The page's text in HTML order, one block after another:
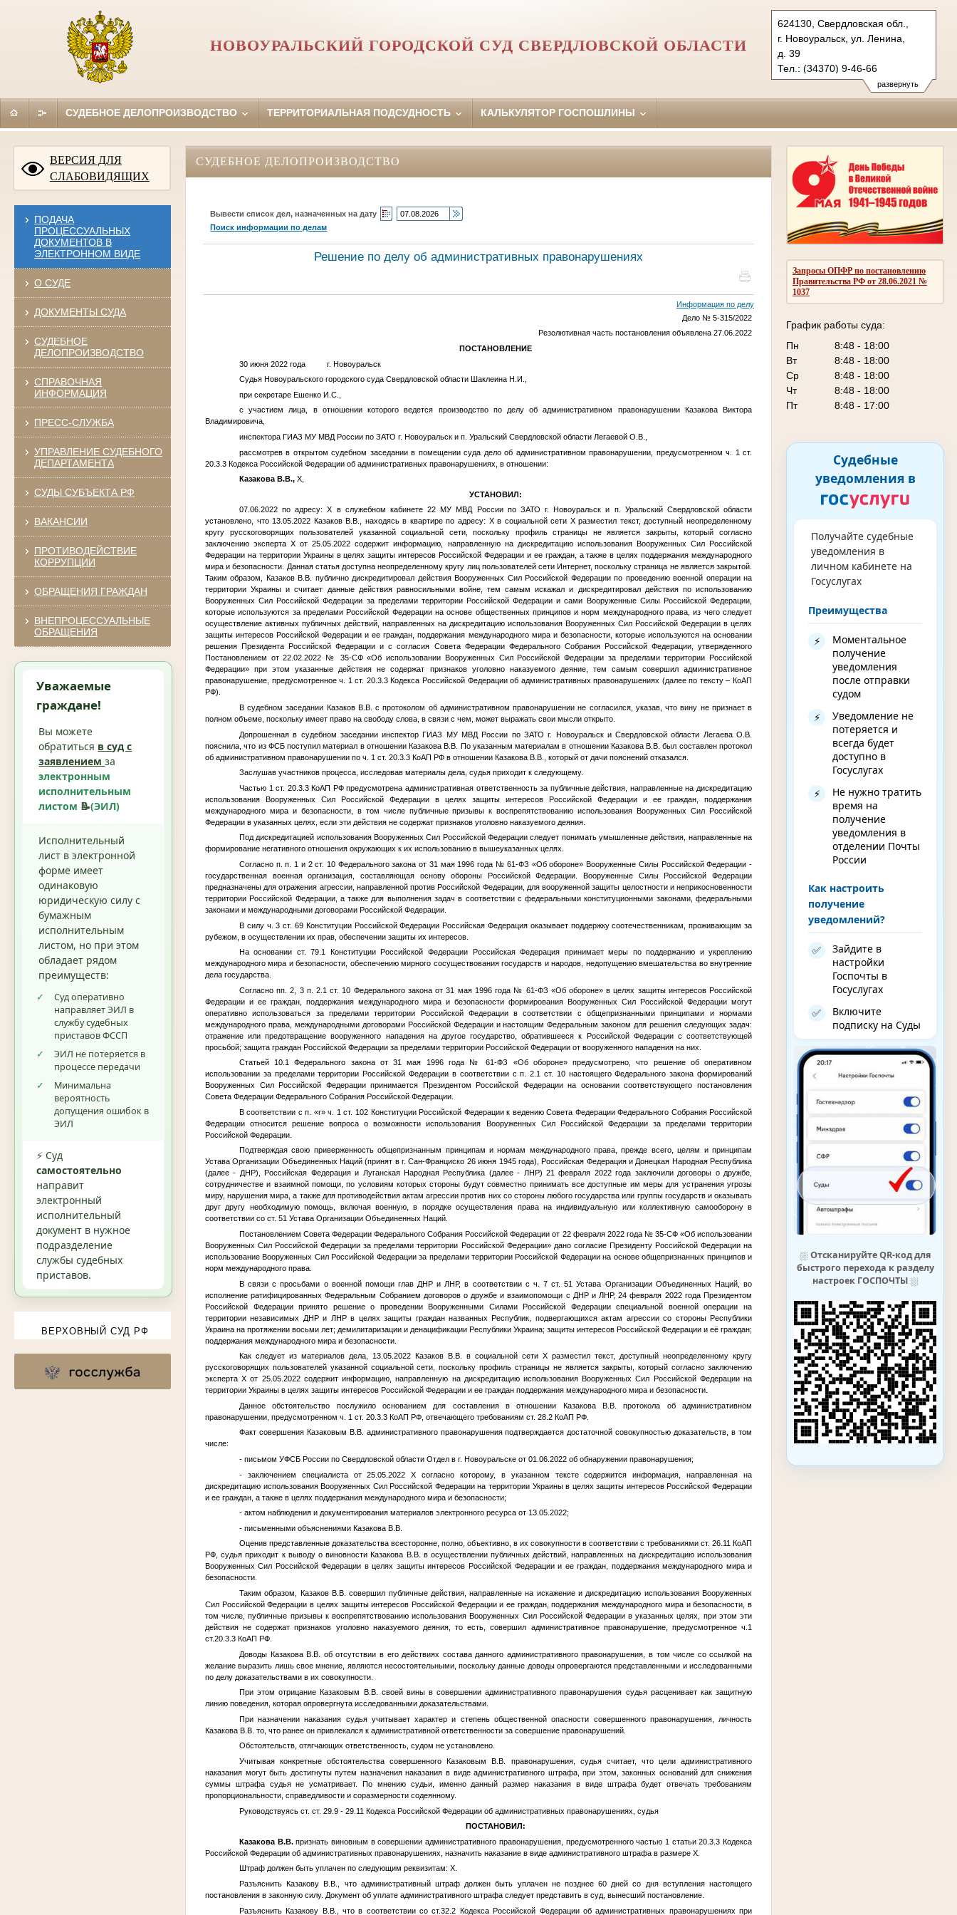
развернуть
624130, Свердловская обл.,
г. Новоуральск, ул. Ленина,
д. 39
Тел.: (34370) 9-46-66
novouralsky.svd@sudrf.ru
НОВОУРАЛЬСКИЙ ГОРОДСКОЙ СУД СВЕРДЛОВСКОЙ ОБЛАСТИ
СУДЕБНОЕ ДЕЛОПРОИЗВОДСТВО ТЕРРИТОРИАЛЬНАЯ ПОДСУДНОСТЬ КАЛЬКУЛЯТОР ГОСПОШЛИНЫ
ВЕРСИЯ ДЛЯ
СЛАБОВИДЯЩИХ
ПОДАЧА
ПРОЦЕССУАЛЬНЫХ
ДОКУМЕНТОВ В
ЭЛЕКТРОННОМ ВИДЕ
О СУДЕ
ДОКУМЕНТЫ СУДА
СУДЕБНОЕ
ДЕЛОПРОИЗВОДСТВО
СПРАВОЧНАЯ
ИНФОРМАЦИЯ
ПРЕСС-СЛУЖБА
УПРАВЛЕНИЕ СУДЕБНОГО
ДЕПАРТАМЕНТА
СУДЫ СУБЪЕКТА РФ
ВАКАНСИИ
ПРОТИВОДЕЙСТВИЕ
КОРРУПЦИИ
ОБРАЩЕНИЯ ГРАЖДАН
ВНЕПРОЦЕССУАЛЬНЫЕ
ОБРАЩЕНИЯ
Уважаемые
граждане!
Вы можете
обратиться в суд с
заявлениемза
электронным
исполнительным
листом 📝(ЭИЛ)
Исполнительный
лист в электронной
форме имеет
одинаковую
юридическую силу с
бумажным
исполнительным
листом, но при этом
обладает рядом
преимуществ:
✓
Суд оперативно
направляет ЭИЛ в
службу судебных
приставов ФССП
✓
ЭИЛ не потеряется в
процессе передачи
✓
Минимальна
вероятность
допущения ошибок в
ЭИЛ
⚡ Суд
самостоятельно
направит
электронный
исполнительный
документ в нужное
подразделение
службы судебных
приставов.
ВЕРХОВНЫЙ СУД РФ
Запросы ОПФР по постановлению
Правительства РФ от 28.06.2021 №
1037
График работы суда:
Пн
8:48 - 18:00
Вт
8:48 - 18:00
Ср
8:48 - 18:00
Чт
8:48 - 18:00
Пт
8:48 - 17:00
Судебные
уведомления в
Получайте судебные
уведомления в
личном кабинете на
Госуслугах
Преимущества
⚡
Моментальное
получение
уведомления
после отправки
судом
⚡
Уведомление не
потеряется и
всегда будет
доступно в
Госуслугах
⚡
Не нужно тратить
время на
получение
уведомления в
отделении Почты
России
Как настроить
получение
уведомлений?
✅
Зайдите в
настройки
Госпочты в
Госуслугах
✅
Включите
подписку на Суды
⛆ Отсканируйте QR-код для
быстрого перехода к разделу
настроек ГОСПОЧТЫ⛆
СУДЕБНОЕ ДЕЛОПРОИЗВОДСТВО
Вывести список дел, назначенных на дату
Поиск информации по делам
Решение по делу об административных правонарушениях
Информация по делу
Дело № 5-315/2022
Резолютивная часть постановления объявлена 27.06.2022
ПОСТАНОВЛЕНИЕ
30 июня 2022 года г. Новоуральск
Судья Новоуральского городского суда Свердловской области Шаклеина Н.И.,
при секретаре Ешенко И.С.,
с участием лица, в отношении которого ведется производство по делу об административном правонарушении Казакова Виктора
Владимировича,
инспектора ГИАЗ МУ МВД России по ЗАТО г. Новоуральск и п. Уральский Свердловской области Легаевой О.В.,
рассмотрев в открытом судебном заседании в помещении суда дело об административном правонарушении, предусмотренном ч. 1 ст.
20.3.3 Кодекса Российской Федерации об административных правонарушениях, в отношении:
Казакова В.В.,Х,
УСТАНОВИЛ:
07.06.2022 по адресу: Х в служебном кабинете 22 МУ МВД России по ЗАТО г. Новоуральск и п. Уральский Свердловской области
установлено, что 13.05.2022 Казаков В.В., находясь в квартире по адресу: Х в социальной сети Х разместил текст, доступный неопределенному
кругу русскоговорящих пользователей указанной социальной сети, поскольку профиль страницы не является закрыты, который согласно
заключению эксперта Х от 25.05.2022 содержит информацию, направленную на дискредитацию использования Вооруженных Сил Российской
Федерации на территории Украины в целях защиты интересов Российской Федерации и ее граждан, а также в целях поддержания международного
мира и безопасности. Данная статья доступна неопределенному кругу лиц пользователей сети Интернет, поскольку страница не является закрытой.
Таким образом, Казаков В.В. публично дискредитировал действия Вооруженных Сил Российской Федерации по проведению военной операции на
территории Украины и считает данные действия равносильными войне, тем самым искажал и дискредитировал действия по использованию
Вооруженных Сил Российской Федерации за пределами территории Российской Федерации и сами Вооруженные Силы Российской Федерации,
которые используются за пределами Российской Федерации на основе общественных принципов и норм международного права, из чего следует
осуществление активных публичных действий, направленных на дискредитацию использования Вооруженных Сил Российской Федерации в целях
защиты интересов Российской Федерации и ее граждан, поддержания международного мира и безопасности, которые используются на основании
решения Президента Российской Федерации и с согласия Совета Федерации Федерального Собрания Российской Федерации, утвержденного
Постановлением от 22.02.2022 № 35-СФ «Об использовании Вооруженных Сил Российской Федерации за пределами территории Российской
Федерации» при этом указанные действия не содержат признаков уголовно наказуемого деяние, тем самым совершил административное
правонарушение, предусмотренное ч. 1 ст. 20.3.3 Кодекса Российской Федерации об административных правонарушениях (далее по тексту – КоАП
РФ).
В судебном заседании Казаков В.В. с протоколом об административном правонарушении не согласился, указав, что вину не признает в
полном объеме, поскольку имеет право на свободу слова, в связи с чем, может выражать свои мысли открыто.
Допрошенная в судебном заседании инспектор ГИАЗ МУ МВД России по ЗАТО г. Новоуральск и Свердловской области Легаева О.В.
пояснила, что из ФСБ поступил материал в отношении Казакова В.В. По указанным материалам в отношении Казакова В.В. был составлен протокол
об административном правонарушении по ч. 1 ст. 20.3.3 КоАП РФ в отношении Казакова В.В., который от дачи пояснений отказался.
Заслушав участников процесса, исследовав материалы дела, судья приходит к следующему.
Частью 1 ст. 20.3.3 КоАП РФ предусмотрена административная ответственность за публичные действия, направленные на дискредитацию
использования Вооруженных Сил Российской Федерации в целях защиты интересов Российской Федерации и ее граждан, поддержания
международного мира и безопасности, в том числе публичные призывы к воспрепятствованию использования Вооруженных Сил Российской
Федерации в указанных целях, если эти действия не содержат признаков уголовно наказуемого деяния.
Под дискредитацией использования Вооруженных Сил Российской Федерации следует понимать умышленные действия, направленные на
формирование негативного отношения окружающих к их использованию в вышеуказанных целях.
Согласно п. п. 1 и 2 ст. 10 Федерального закона от 31 мая 1996 года № 61-ФЗ «Об обороне» Вооруженные Силы Российской Федерации -
государственная военная организация, составляющая основу обороны Российской Федерации. Вооруженные Силы Российской Федерации
предназначены для отражения агрессии, направленной против Российской Федерации, для вооруженной защиты целостности и неприкосновенности
территории Российской Федерации, а также для выполнения задач в соответствии с федеральными конституционными законами, федеральными
законами и международными договорами Российской Федерации.
В силу ч. 3 ст. 69 Конституции Российской Федерации Российская Федерация оказывает поддержку соотечественникам, проживающим за
рубежом, в осуществлении их прав, обеспечении защиты их интересов.
На основании ст. 79.1 Конституции Российской Федерации Российская Федерация принимает меры по поддержанию и укреплению
международного мира и безопасности, обеспечению мирного сосуществования государств и народов, недопущению вмешательства во внутренние
дела государства.
Согласно пп. 2, 3 п. 2.1 ст. 10 Федерального закона от 31 мая 1996 года № 61-ФЗ «Об обороне» в целях защиты интересов Российской
Федерации и ее граждан, поддержания международного мира и безопасности формирования Вооруженных Сил Российской Федерации могут
оперативно использоваться за пределами территории Российской Федерации в соответствии с общепризнанными принципами и нормами
международного права, международными договорами Российской Федерации и настоящим Федеральным законом для решения следующих задач:
отражение или предотвращение вооруженного нападения на другое государство, обратившееся к Российской Федерации с соответствующей
просьбой; защита граждан Российской Федерации за пределами территории Российской Федерации от вооруженного нападения на них.
Статьей 10.1 Федерального закона от 31 мая 1996 года № 61-ФЗ «Об обороне» предусмотрено, что решение об оперативном
использовании за пределами территории Российской Федерации в соответствии с п. 2.1 ст. 10 настоящего Федерального закона формирований
Вооруженных Сил Российской Федерации принимается Президентом Российской Федерации на основании соответствующего постановления
Совета Федерации Федерального Собрания Российской Федерации.
В соответствии с п. «г» ч. 1 ст. 102 Конституции Российской Федерации к ведению Совета Федерации Федерального Собрания Российской
Федерации относится решение вопроса о возможности использования Вооруженных Сил Российской Федерации за пределами территории
Российской Федерации.
Подтверждая свою приверженность общепризнанным принципам и нормам международного права, прежде всего, целям и принципам
Устава Организации Объединенных Наций (принят в г. Сан-Франциско 26 июня 1945 года), Российская Федерация и Донецкая Народная Республика
(далее - ДНР), Российская Федерация и Луганская Народная Республика (далее - ЛНР) 21 февраля 2022 года заключили договоры о дружбе,
сотрудничестве и взаимной помощи, по условиям которых стороны будут совместно принимать все доступные им меры для устранения угрозы
миру, нарушения мира, а также для противодействия актам агрессии против них со стороны любого государства или группы государств и оказывать
друг другу необходимую помощь, включая военную, в порядке осуществления права на индивидуальную или коллективную самооборону в
соответствии со ст. 51 Устава Организации Объединенных Наций.
Постановлением Совета Федерации Федерального Собрания Российской Федерации от 22 февраля 2022 года № 35-СФ «Об использовании
Вооруженных Сил Российской Федерации за пределами территории Российской Федерации» дано согласие Президенту Российской Федерации на
использование Вооруженных Сил Российской Федерации за пределами территории Российской Федерации на основе общепризнанных принципов и
норм международного права.
В связи с просьбами о военной помощи глав ДНР и ЛНР, в соответствии с ч. 7 ст. 51 Устава Организации Объединенных Наций, во
исполнение ратифицированных Федеральным Собранием договоров о дружбе и взаимопомощи с ДНР и ЛНР, 24 февраля 2022 года Президентом
Российской Федерации принято решение о проведении Вооруженными Силами Российской Федерации специальной военной операции на
территории независимых ДНР и ЛНР в целях защиты граждан названных Республик, подвергающихся актам агрессии со стороны Республики
Украина на протяжении восьми лет; демилитаризации и денацификации Республики Украина; защиты интересов Российской Федерации и её граждан;
поддержания международного мира и безопасности.
Как следует из материалов дела, 13.05.2022 Казаков В.В. в социальной сети Х разместил текст, доступный неопределенному кругу
русскоговорящих пользователей указанной социальной сети, поскольку профиль страницы не является закрыты, который согласно заключению
эксперта Х от 25.05.2022 содержит информацию, направленную на дискредитацию использования Вооруженных Сил Российской Федерации на
территории Украины в целях защиты интересов Российской Федерации и ее граждан поддержания международного мира и безопасности.
Данное обстоятельство послужило основанием для составления в отношении Казакова В.В. протокола об административном
правонарушении, предусмотренном ч. 1 ст. 20.3.3 КоАП РФ, отвечающего требованиям ст. 28.2 КоАП РФ.
Факт совершения Казаковым В.В. административного правонарушения подтверждается достаточной совокупностью доказательств, в том
числе:
- письмом УФСБ России по Свердловской области Отдел в г. Новоуральске от 01.06.2022 об обнаружении правонарушения;
- заключением специалиста от 25.05.2022 Х согласно которому, в указанном тексте содержится информация, направленная на
дискредитацию использования Вооруженных Сил Российской Федерации на территории Украины в целях защиты интересов Российской Федерации
и ее граждан, а также в целях поддержания международного мира и безопасности;
- актом наблюдения и документирования материалов электронного ресурса от 13.05.2022;
- письменными объяснениями Казакова В.В.
Оценив представленные доказательства всесторонне, полно, объективно, в их совокупности в соответствии с требованиями ст. 26.11 КоАП
РФ, судья приходит к выводу о виновности Казакова В.В. в осуществлении публичных действий, направленных на дискредитацию использования
Вооруженных Сил Российской Федерации в целях защиты интересов Российской Федерации и ее граждан, поддержания международного мира и
безопасности.
Таким образом, Казаков В.В. совершил публичные действия, направленные на искажение и дискредитацию использования Вооруженных
Сил Российской Федерации в целях защиты интересов Российской Федерации и ее граждан, поддержания международного мира и безопасности, в
том числе, публичные призывы к воспрепятствованию использования Вооруженных Сил Российской Федерации в указанных целях, при этом эти
действия не содержат признаков уголовно наказуемого деяния, то есть, совершил административное правонарушение, предусмотренное ч.1
ст.20.3.3 КоАП РФ.
Доводы Казакова В.В. об отсутствии в его действиях состава данного административного правонарушения, в том числе со ссылкой на
желание выразить лишь свое мнение, являются несостоятельными, поскольку данные доводы опровергаются представленными и исследованными
по делу доказательствами в их совокупности.
При этом отрицание Казаковым В.В. своей вины в совершении административного правонарушения судья расценивает как защитную
линию поведения, которая опровергнута исследованными доказательствами.
При назначении наказания судья учитывает характер и степень общественной опасности совершенного правонарушения, личность
Казакова В.В. то, что ранее он привлекался к административной ответственности за совершение правонарушений.
Обстоятельств, отягчающих ответственность, судом не установлено.
Учитывая конкретные обстоятельства совершенного Казаковым В.В. правонарушения, судья считает, что цели административного
наказания могут быть достигнуты путем назначения наказания в виде административного штрафа, при этом, законных оснований для снижения
суммы штрафа судья не усматривает. По мнению судьи, именно данный размер наказания в виде штрафа будет отвечать требованиям
пропорциональности, справедливости и соразмерности содеянному.
Руководствуясь ст. ст. 29.9 - 29.11 Кодекса Российской Федерации об административных правонарушениях, судья
ПОСТАНОВИЛ:
Казакова В.В.признать виновным в совершении административного правонарушения, предусмотренного частью 1 статьи 20.3.3 Кодекса
Российской Федерации об административных правонарушениях, назначить наказание в виде административного штрафа в размере Х.
Штраф должен быть уплачен по следующим реквизитам: Х.
Разъяснить Казакову В.В., что административный штраф должен быть уплачен не позднее 60 дней со дня вступления настоящего
постановления в законную силу. Документ об уплате административного штрафа следует представить в суд, вынесший постановление.
Разъяснить Казакову В.В., что в соответствии со ст.32.2 Кодекса Российской Федерации об административных правонарушениях при